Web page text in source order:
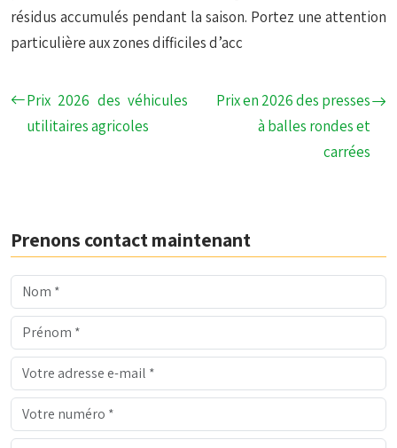
résidus accumulés pendant la saison. Portez une attention
particulière aux zones difficiles d’acc
Prix 2026 des véhicules
utilitaires agricoles
Prix en 2026 des presses
à balles rondes et
carrées
Prenons contact maintenant